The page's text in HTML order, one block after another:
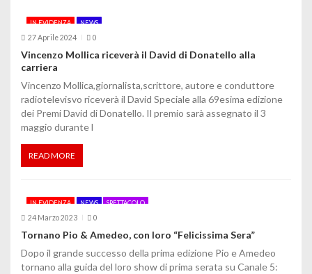
IN EVIDENZA NEWS
27 Aprile 2024 0
Vincenzo Mollica riceverà il David di Donatello alla
carriera
Vincenzo Mollica,giornalista,scrittore, autore e conduttore
radiotelevisvo riceverà il David Speciale alla 69esima edizione
dei Premi David di Donatello. Il premio sarà assegnato il 3
maggio durante l
READ MORE
IN EVIDENZA NEWS SPETTACOLO
24 Marzo 2023 0
Tornano Pio & Amedeo, con loro “Felicissima Sera”
Dopo il grande successo della prima edizione Pio e Amedeo
tornano alla guida del loro show di prima serata su Canale 5: